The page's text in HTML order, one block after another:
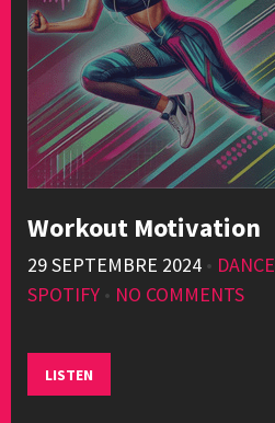
Workout Motivation
29 SEPTEMBRE 2024 • DANCE
SPOTIFY • NO COMMENTS
LISTEN